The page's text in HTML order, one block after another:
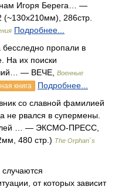
Игоря Берега… —
286стр.
Подробнее...
пропали в
На их поиски
— ВЕЧЕ,
Военные
книга
Подробнее...
со славной фамилией
не рвался в супермены.
… — ЭКСМО-ПРЕСС,
480 стр.) The Orphan`s
от которых зависит